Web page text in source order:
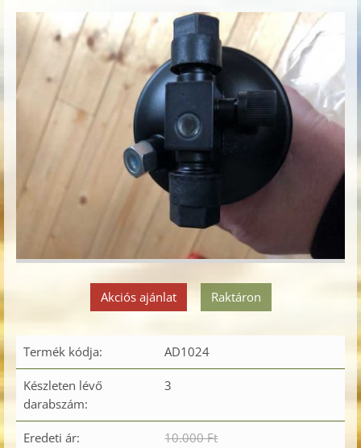
Akciós ajánlat Raktáron
Termék kódja: AD1024
Készleten lévő
darabszám:
3
Eredeti ár: 10.000 Ft